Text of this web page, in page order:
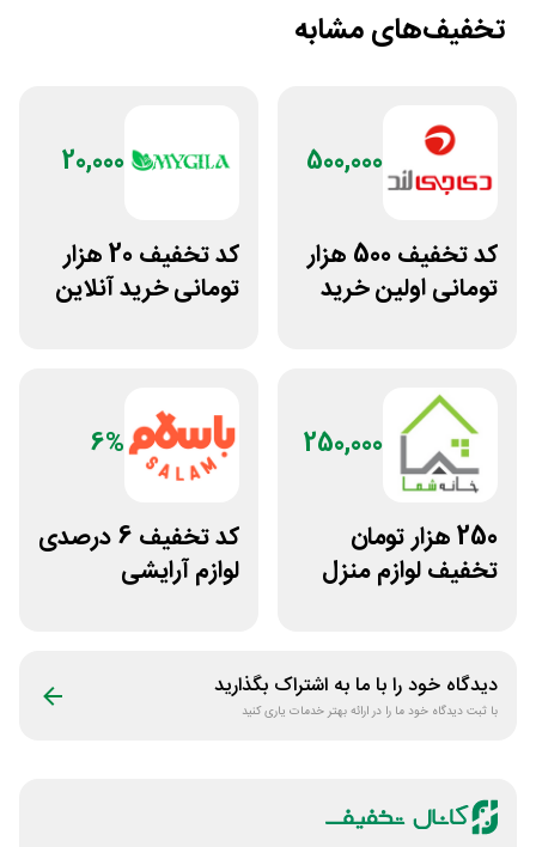
تخفیف‌های مشابه
500,000
کد تخفیف 500 هزار
تومانی اولین خرید
20,000
کد تخفیف 20 هزار
تومانی خرید آنلاین
250,000
250 هزار تومان
تخفیف لوازم منزل
6%
کد تخفیف 6 درصدی
لوازم آرایشی
دیدگاه خود را با ما به اشتراک بگذارید
با ثبت دیدگاه خود ما را در ارائه بهتر خدمات یاری کنید